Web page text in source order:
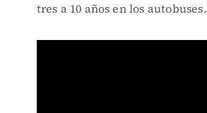
tres a 10 años en los autobuses.